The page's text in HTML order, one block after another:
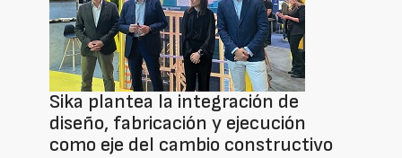
Sika plantea la integración de
diseño, fabricación y ejecución
como eje del cambio constructivo